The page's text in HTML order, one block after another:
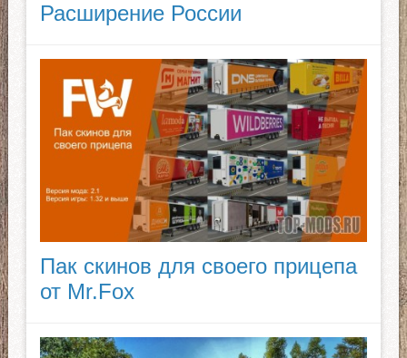
Расширение России
Пак скинов для своего прицепа
от Mr.Fox